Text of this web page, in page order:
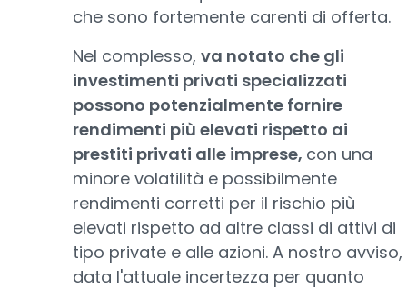
che sono fortemente carenti di offerta.
Nel complesso, va notato che gli
investimenti privati specializzati
possono potenzialmente fornire
rendimenti più elevati rispetto ai
prestiti privati alle imprese, con una
minore volatilità e possibilmente
rendimenti corretti per il rischio più
elevati rispetto ad altre classi di attivi di
tipo private e alle azioni. A nostro avviso,
data l'attuale incertezza per quanto